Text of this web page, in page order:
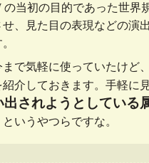
当初の目的であった世
、見た目の表現などの演
で気軽に使っていたけど
介しておきます。手軽に
されようとしている
いうやつらですな。